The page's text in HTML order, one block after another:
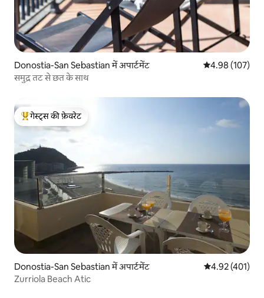
Donostia-San Sebastian में अपार्टमेंट औसत रेटिंग 5 में से
4.98 (107)
समुद्र तट से छत के साथ
गेस्ट्स का टॉप फ़ेवरेट
गेस्ट्स की फ़ेवरेट
Donostia-San Sebastian में अपार्टमेंट औसत रेटिंग 5 में से
4.92 (401)
Zurriola Beach Atic